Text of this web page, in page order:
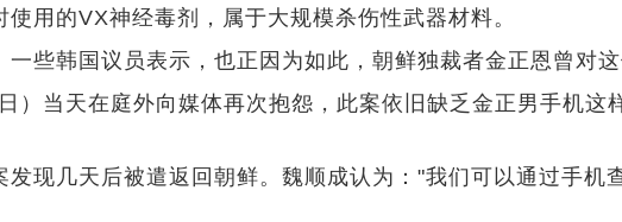
用的VX神经毒剂，属于大规模杀伤性武器材料。
韩国议员表示，也正因为如此，朝鲜独裁者金正恩曾对这
天在庭外向媒体再次抱怨，此案依旧缺乏金正男手机这
几天后被遣返回朝鲜。魏顺成认为："我们可以通过手机